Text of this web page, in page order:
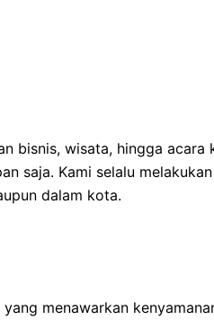
bisnis, wisata, hingga acara
saja. Kami selalu
dalam kota.
menawarkan